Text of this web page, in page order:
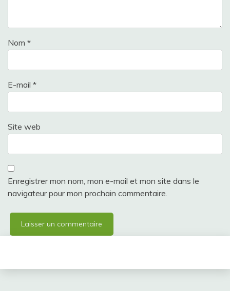
Nom *
E-mail *
Site web
Enregistrer mon nom, mon e-mail et mon site dans le
navigateur pour mon prochain commentaire.